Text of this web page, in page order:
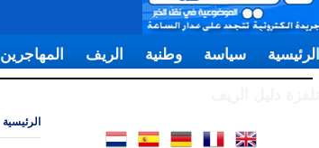
الرئيسية سياسة وطنية الريف المهاجرين
الرئيسية